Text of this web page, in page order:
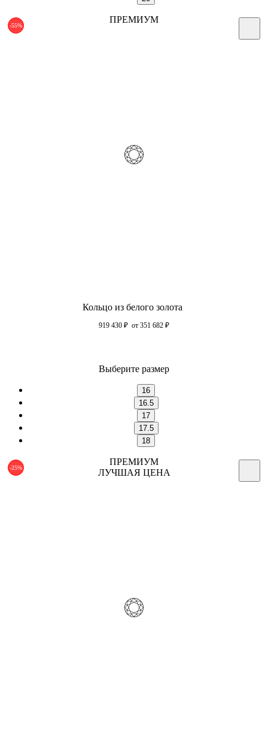
-55%
ПРЕМИУМ
Кольцо из белого золота
919 430 ₽ от 351 682 ₽
Выберите размер
16
16.5
17
17.5
18
-25%
ПРЕМИУМ
ЛУЧШАЯ ЦЕНА